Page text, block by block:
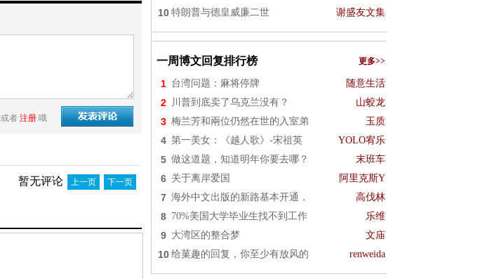
或者 注册 哦
暂无评论 上一页 下一页
10 特朗普与德皇威廉二世 谢盛友文集
一周博文回复排行榜 更多>>
1 台湾问题：麻将停牌 随意生活
2 川普到底卖了乌克兰没有？ 山蛟龙
3 梅兰芳和兩位仍然在世的入室弟 玉质
4 第一美女：《越人歌》-宋祖英 YOLO宥乐
5 做这道题，知道明年你要去哪？ 末班车
6 关于离岸爱国 阿里克斯Y
7 海外中文出版的新路基本开通， 高伐林
8 70%美国大学毕业生找不到工作 乐维
9 大湾区的整合梦 文庙
10 给菓趣的回复，你至少有放风的 renweida